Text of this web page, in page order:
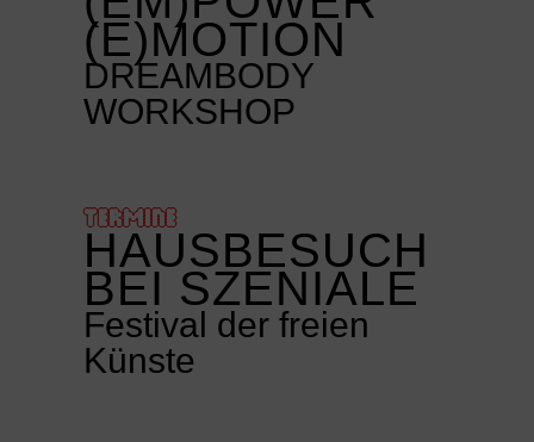
(E)MOTION
DREAMBODY
WORKSHOP
TERMINE
HAUSBESUCH
BEI SZENIALE
Festival der freien
Künste